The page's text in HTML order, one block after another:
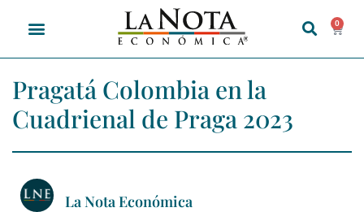
0
Pragatá Colombia en la
Cuadrienal de Praga 2023
La Nota Económica